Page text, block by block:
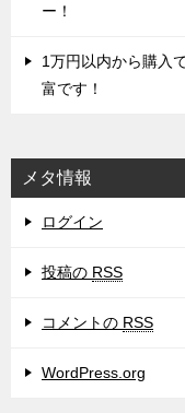
ー！
1万円以内から購入
富です！
メタ情報
ログイン
投稿の RSS
コメントの RSS
WordPress.org